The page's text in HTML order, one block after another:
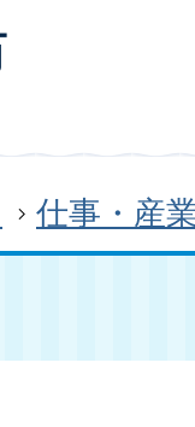
仕事・産